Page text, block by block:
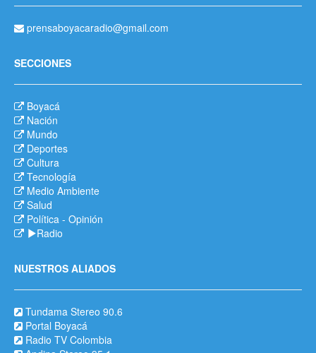
prensaboyacaradio@gmail.com
SECCIONES
Boyacá
Nación
Mundo
Deportes
Cultura
Tecnología
Medio Ambiente
Salud
Política - Opinión
Radio
NUESTROS ALIADOS
Tundama Stereo 90.6
Portal Boyacá
Radio TV Colombia